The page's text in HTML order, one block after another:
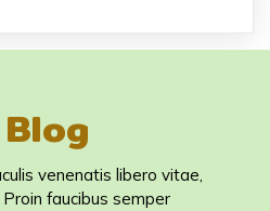
venenatis libero vitae,
faucibus semper